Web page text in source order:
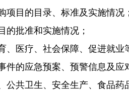
项目的目录、标准及实施情况；
的批准和实施情况；
、医疗、社会保障、促进就
件的应急预案、预警信息及应
公共卫生、安全生产、食品药